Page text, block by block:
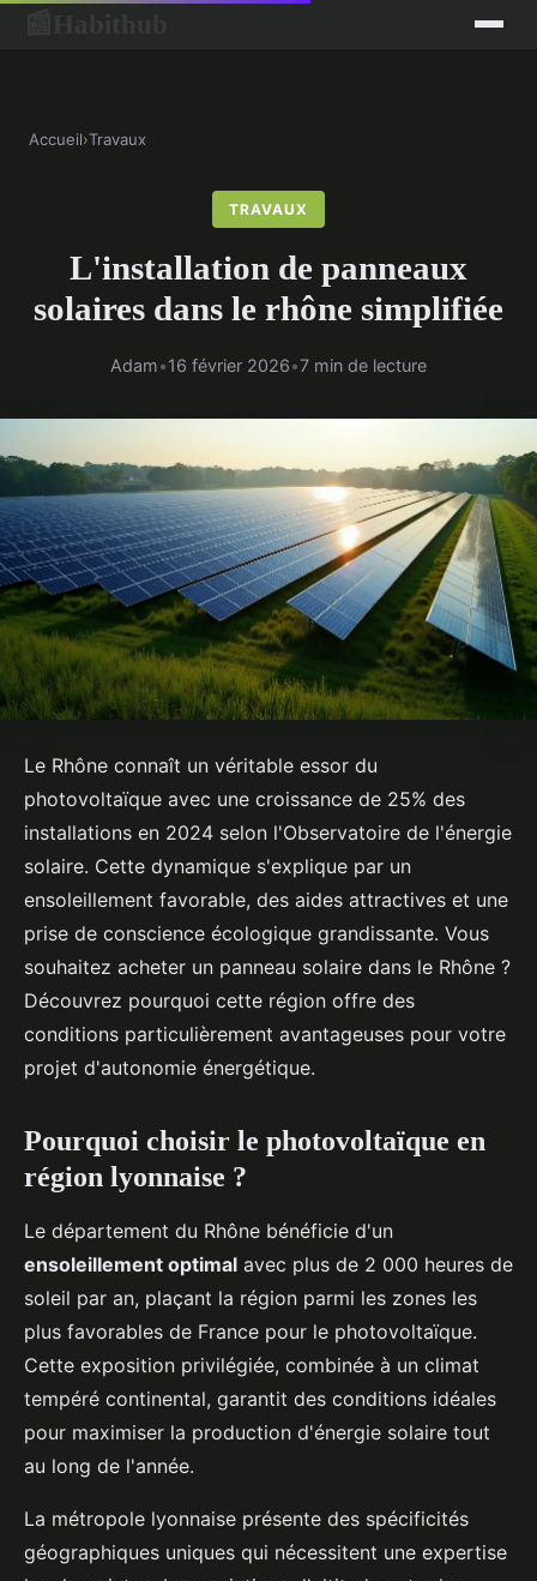
Accueil›Travaux
TRAVAUX
L'installation de panneaux
solaires dans le rhône simplifiée
Adam•16 février 2026•7 min de lecture
Le Rhône connaît un véritable essor du
photovoltaïque avec une croissance de 25% des
installations en 2024 selon l'Observatoire de l'énergie
solaire. Cette dynamique s'explique par un
ensoleillement favorable, des aides attractives et une
prise de conscience écologique grandissante. Vous
souhaitez acheter un panneau solaire dans le Rhône ?
Découvrez pourquoi cette région offre des
conditions particulièrement avantageuses pour votre
projet d'autonomie énergétique.
Pourquoi choisir le photovoltaïque en
région lyonnaise ?
Le département du Rhône bénéficie d'un
ensoleillement optimal avec plus de 2 000 heures de
soleil par an, plaçant la région parmi les zones les
plus favorables de France pour le photovoltaïque.
Cette exposition privilégiée, combinée à un climat
tempéré continental, garantit des conditions idéales
pour maximiser la production d'énergie solaire tout
au long de l'année.
La métropole lyonnaise présente des spécificités
géographiques uniques qui nécessitent une expertise